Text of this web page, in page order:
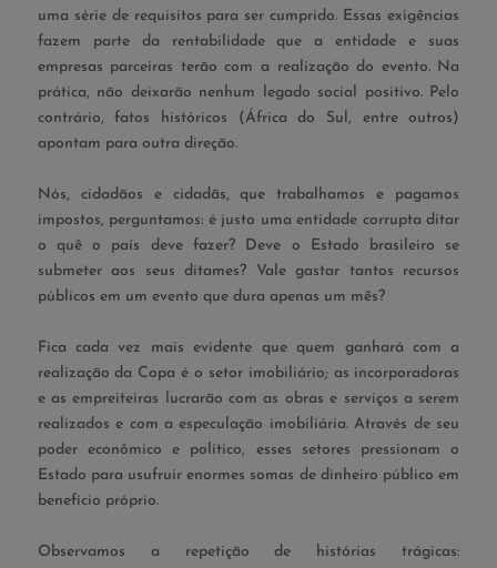
uma série de requisitos para ser cumprido. Essas exigências
fazem parte da rentabilidade que a entidade e suas
empresas parceiras terão com a realização do evento. Na
prática, não deixarão nenhum legado social positivo. Pelo
contrário, fatos históricos (África do Sul, entre outros)
apontam para outra direção.
Nós, cidadãos e cidadãs, que trabalhamos e pagamos
impostos, perguntamos: é justo uma entidade corrupta ditar
o quê o país deve fazer? Deve o Estado brasileiro se
submeter aos seus ditames? Vale gastar tantos recursos
públicos em um evento que dura apenas um mês?
Fica cada vez mais evidente que quem ganhará com a
realização da Copa é o setor imobiliário; as incorporadoras
e as empreiteiras lucrarão com as obras e serviços a serem
realizados e com a especulação imobiliária. Através de seu
poder econômico e político, esses setores pressionam o
Estado para usufruir enormes somas de dinheiro público em
benefício próprio.
Observamos a repetição de histórias trágicas: